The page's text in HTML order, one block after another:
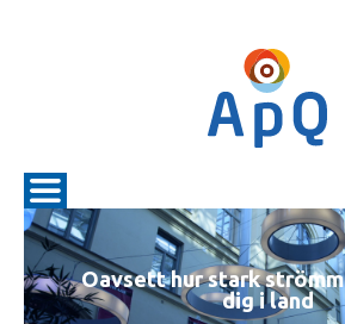
Oavsett hur stark
dig i land